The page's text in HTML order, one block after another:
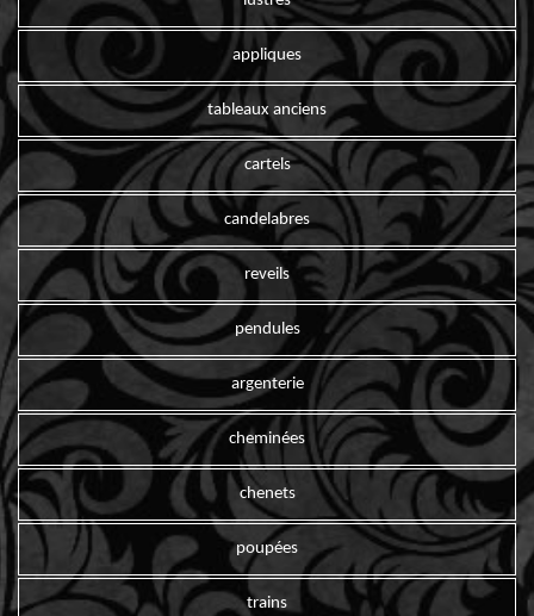
appliques
tableaux anciens
cartels
candelabres
reveils
pendules
argenterie
cheminées
chenets
poupées
trains